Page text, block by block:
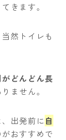
きます。
然トイレも
どんどん長
ません。
出発前に 自
がおすすめで